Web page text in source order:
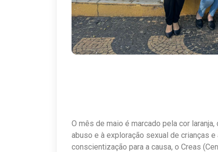
O mês de maio é marcado pela cor
abuso e à exploração sexual de crianças
conscientização para a causa, o Creas